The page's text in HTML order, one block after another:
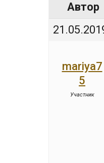
Автор
mariya7
5
Участник